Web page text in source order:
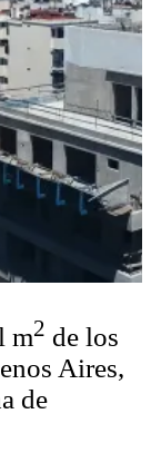
m2 de los
Aires,
de